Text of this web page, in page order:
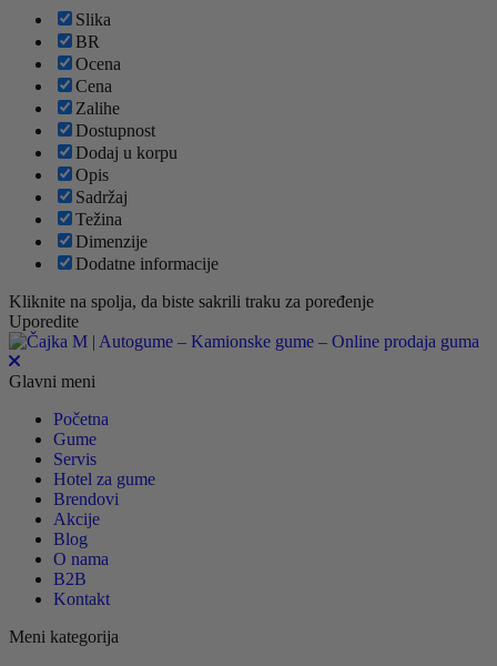
Slika
BR
Ocena
Cena
Zalihe
Dostupnost
Dodaj u korpu
Opis
Sadržaj
Težina
Dimenzije
Dodatne informacije
Kliknite na spolja, da biste sakrili traku za poređenje
Uporedite
Glavni meni
Početna
Gume
Servis
Hotel za gume
Brendovi
Akcije
Blog
O nama
B2B
Kontakt
Meni kategorija